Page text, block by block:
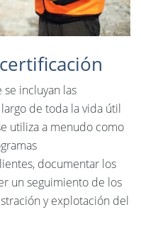
se incluyan las
de toda la vida útil
utiliza a menudo como
documentar los
un seguimiento de los
y explotación del